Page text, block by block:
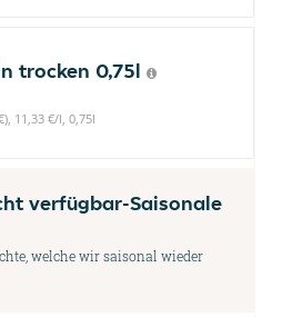
trocken 0,75l
11,33 €/l, 0,75l
verfügbar-Saisonale
welche wir saisonal wieder